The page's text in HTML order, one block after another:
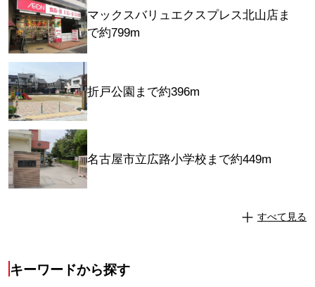
マックスバリュエクスプレス北山店ま
で約799m
折戸公園まで約396m
名古屋市立広路小学校まで約449m
すべて見る
キーワードから探す